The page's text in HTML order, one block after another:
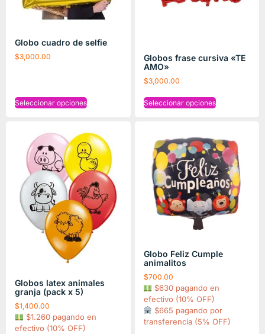
Globo cuadro de selfie
$3,000.00
Seleccionar opciones
Globos frase cursiva «TE
AMO»
$3,000.00
Seleccionar opciones
Globos latex animales
granja (pack x 5)
$1,400.00
$1.260 pagando en
efectivo (10% OFF)
Globo Feliz Cumple
animalitos
$700.00
$630 pagando en
efectivo (10% OFF)
$665 pagando por
transferencia (5% OFF)